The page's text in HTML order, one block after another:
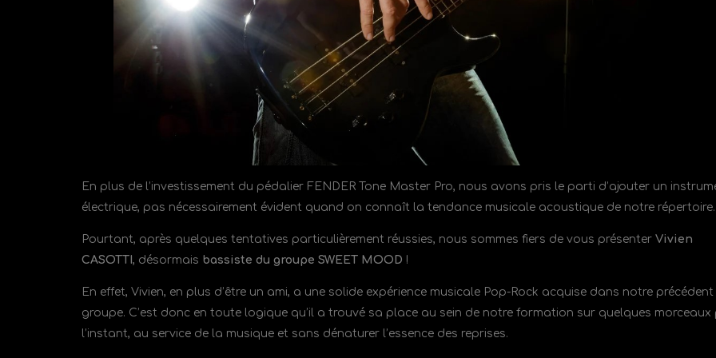
En plus de l’investissement du pédalier FENDER Tone Master Pro, nous avons pris le parti d’ajouter un
électrique, pas nécessairement évident quand on connaît la tendance musicale acoustique de notre répertoire.
Pourtant, après quelques tentatives particulièrement réussies, nous sommes fiers de vous présenter Vivien
CASOTTI , désormais bassiste du groupe SWEET MOOD !
En effet, Vivien, en plus d’être un ami, a une solide expérience musicale Pop-Rock acquise dans notre précédent
groupe. C’est donc en toute logique qu’il a trouvé sa place au sein de notre formation sur quelques morceaux
l’instant, au service de la musique et sans dénaturer l’essence des reprises.